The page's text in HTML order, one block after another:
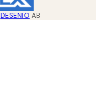
DESENIO AB